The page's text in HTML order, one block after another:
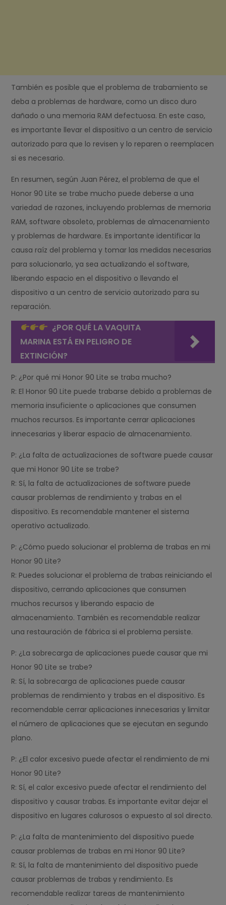
También es posible que el problema de trabamiento se
deba a problemas de hardware, como un disco duro
dañado o una memoria RAM defectuosa. En este caso,
es importante llevar el dispositivo a un centro de servicio
autorizado para que lo revisen y lo reparen o reemplacen
si es necesario.
En resumen, según Juan Pérez, el problema de que el
Honor 90 Lite se trabe mucho puede deberse a una
variedad de razones, incluyendo problemas de memoria
RAM, software obsoleto, problemas de almacenamiento
y problemas de hardware. Es importante identificar la
causa raíz del problema y tomar las medidas necesarias
para solucionarlo, ya sea actualizando el software,
liberando espacio en el dispositivo o llevando el
dispositivo a un centro de servicio autorizado para su
reparación.
¿POR QUÉ LA VAQUITA
MARINA ESTÁ EN PELIGRO DE
EXTINCIÓN?
P: ¿Por qué mi Honor 90 Lite se traba mucho?
R: El Honor 90 Lite puede trabarse debido a problemas de
memoria insuficiente o aplicaciones que consumen
muchos recursos. Es importante cerrar aplicaciones
innecesarias y liberar espacio de almacenamiento.
P: ¿La falta de actualizaciones de software puede causar
que mi Honor 90 Lite se trabe?
R: Sí, la falta de actualizaciones de software puede
causar problemas de rendimiento y trabas en el
dispositivo. Es recomendable mantener el sistema
operativo actualizado.
P: ¿Cómo puedo solucionar el problema de trabas en mi
Honor 90 Lite?
R: Puedes solucionar el problema de trabas reiniciando el
dispositivo, cerrando aplicaciones que consumen
muchos recursos y liberando espacio de
almacenamiento. También es recomendable realizar
una restauración de fábrica si el problema persiste.
P: ¿La sobrecarga de aplicaciones puede causar que mi
Honor 90 Lite se trabe?
R: Sí, la sobrecarga de aplicaciones puede causar
problemas de rendimiento y trabas en el dispositivo. Es
recomendable cerrar aplicaciones innecesarias y limitar
el número de aplicaciones que se ejecutan en segundo
plano.
P: ¿El calor excesivo puede afectar el rendimiento de mi
Honor 90 Lite?
R: Sí, el calor excesivo puede afectar el rendimiento del
dispositivo y causar trabas. Es importante evitar dejar el
dispositivo en lugares calurosos o expuesto al sol directo.
P: ¿La falta de mantenimiento del dispositivo puede
causar problemas de trabas en mi Honor 90 Lite?
R: Sí, la falta de mantenimiento del dispositivo puede
causar problemas de trabas y rendimiento. Es
recomendable realizar tareas de mantenimiento